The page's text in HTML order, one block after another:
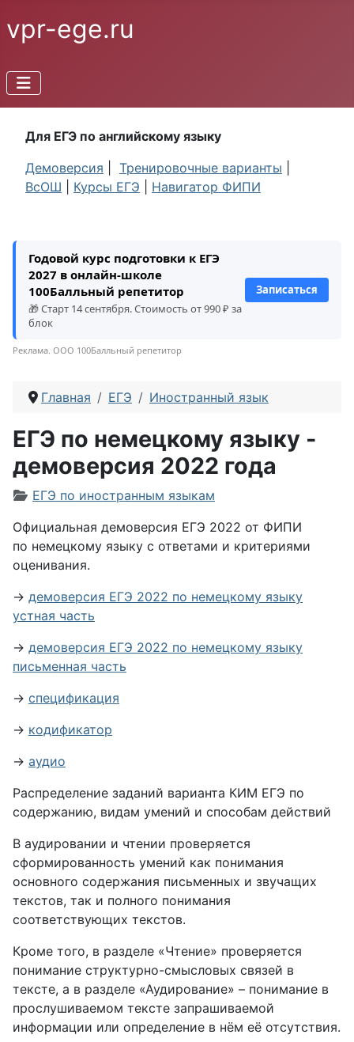
vpr-ege.ru
Для ЕГЭ по английскому языку
Демоверсия
Тренировочные варианты
ВсОШ
Курсы ЕГЭ Навигатор ФИПИ
Годовой курс подготовки к ЕГЭ
2027 в онлайн-школе
100Балльный репетитор
🎁 Старт 14 сентября. Стоимость от 990 ₽ за
блок
Записаться
Реклама. ООО 100Балльный репетитор
Главная ЕГЭ Иностранный язык
ЕГЭ по немецкому языку -
демоверсия 2022 года
Информация о материале
ЕГЭ по иностранным языкам
Официальная демоверсия ЕГЭ 2022 от ФИПИ
по немецкому языку с ответами и критериями
оценивания.
→ демоверсия ЕГЭ 2022 по немецкому языку
устная часть
→ демоверсия ЕГЭ 2022 по немецкому языку
письменная часть
→ спецификация
→ кодификатор
→ аудио
Распределение заданий варианта КИМ ЕГЭ по
содержанию, видам умений и способам действий
В аудировании и чтении проверяется
сформированность умений как понимания
основного содержания письменных и звучащих
текстов, так и полного понимания
соответствующих текстов.
Кроме того, в разделе «Чтение» проверяется
понимание структурно-смысловых связей в
тексте, а в разделе «Аудирование» – понимание в
прослушиваемом тексте запрашиваемой
информации или определение в нём её отсутствия.